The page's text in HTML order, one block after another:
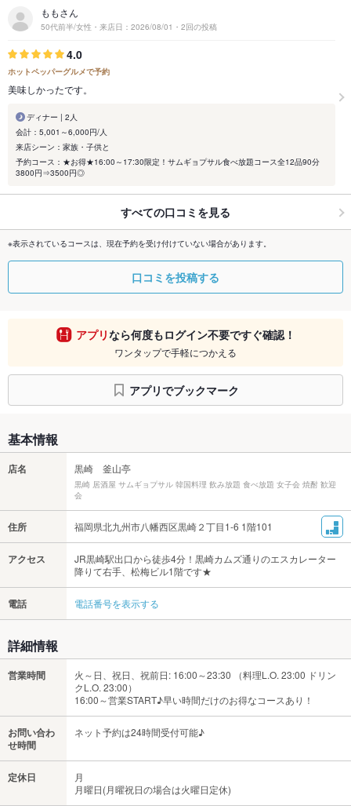
ももさん
50代前半/女性・来店日：2026/08/01・2回の投稿
4.0
ホットペッパーグルメで予約
美味しかったです。
ディナー | 2人
会計：5,001～6,000円/人
来店シーン：家族・子供と
予約コース：★お得★16:00～17:30限定！サムギョプサル食べ放題コース全12品90分
3800円⇒3500円◎
すべての口コミを見る
※表示されているコースは、現在予約を受け付けていない場合があります。
口コミを投稿する
アプリなら何度もログイン不要ですぐ確認！
ワンタップで手軽につかえる
アプリでブックマーク
基本情報
店名 黒崎 釜山亭
黒崎 居酒屋 サムギョプサル 韓国料理 飲み放題 食べ放題 女子会 焼酎 歓迎
会
住所 福岡県北九州市八幡西区黒崎２丁目1-6 1階101
アクセス
JR黒崎駅出口から徒歩4分！黒崎カムズ通りのエスカレーター
降りて右手、松梅ビル1階です★
電話 電話番号を表示する
詳細情報
営業時間
火～日、祝日、祝前日: 16:00～23:30 （料理L.O. 23:00 ドリン
クL.O. 23:00）
16:00～営業START♪早い時間だけのお得なコースあり！
お問い合わ
せ時間
ネット予約は24時間受付可能♪
定休日
月
月曜日(月曜祝日の場合は火曜日定休)